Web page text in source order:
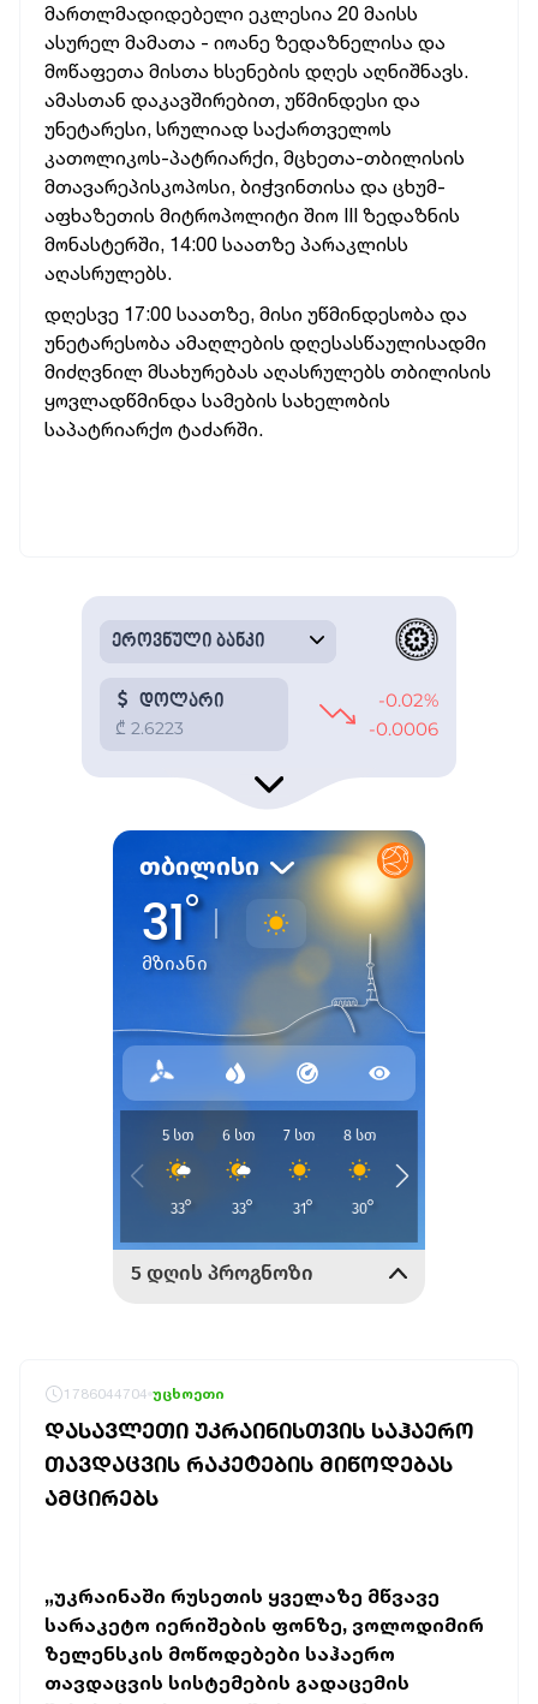
მართლმადიდებელი ეკლესია 20 მაისს
ასურელ მამათა - იოანე ზედაზნელისა და
მოწაფეთა მისთა ხსენების დღეს აღნიშნავს.
ამასთან დაკავშირებით, უწმინდესი და
უნეტარესი, სრულიად საქართველოს
კათოლიკოს-პატრიარქი, მცხეთა-თბილისის
მთავარეპისკოპოსი, ბიჭვინთისა და ცხუმ-
აფხაზეთის მიტროპოლიტი შიო III ზედაზნის
მონასტერში, 14:00 საათზე პარაკლისს
აღასრულებს.
დღესვე 17:00 საათზე, მისი უწმინდესობა და
უნეტარესობა ამაღლების დღესასწაულისადმი
მიძღვნილ მსახურებას აღასრულებს თბილისის
ყოვლადწმინდა სამების სახელობის
საპატრიარქო ტაძარში.
1786044704 უცხოეთი
ᲓᲐᲡᲐᲕᲚᲔᲗᲘ ᲣᲙᲠᲐᲘᲜᲘᲡᲗᲕᲘᲡ ᲡᲐᲰᲐᲔᲠᲝ
ᲗᲐᲕᲓᲐᲪᲕᲘᲡ ᲠᲐᲙᲔᲢᲔᲑᲘᲡ ᲛᲘᲬᲝᲓᲔᲑᲐᲡ
ᲐᲛᲪᲘᲠᲔᲑᲡ
„უკრაინაში რუსეთის ყველაზე მწვავე
სარაკეტო იერიშების ფონზე, ვოლოდიმირ
ზელენსკის მოწოდებები საჰაერო
თავდაცვის სისტემების გადაცემის